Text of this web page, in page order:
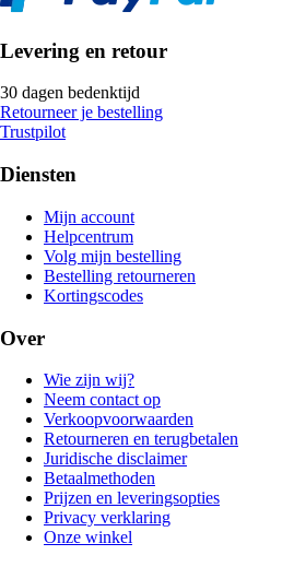
Levering en retour
30 dagen bedenktijd
Retourneer je bestelling
Trustpilot
Diensten
Mijn account
Helpcentrum
Volg mijn bestelling
Bestelling retourneren
Kortingscodes
Over
Wie zijn wij?
Neem contact op
Verkoopvoorwaarden
Retourneren en terugbetalen
Juridische disclaimer
Betaalmethoden
Prijzen en leveringsopties
Privacy verklaring
Onze winkel